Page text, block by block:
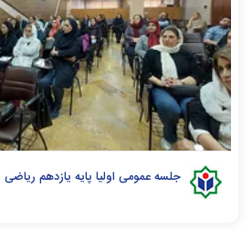
جلسه عمومی اولیا پایه یازدهم